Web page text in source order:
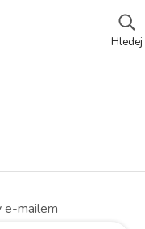
Hledej
e-mailem